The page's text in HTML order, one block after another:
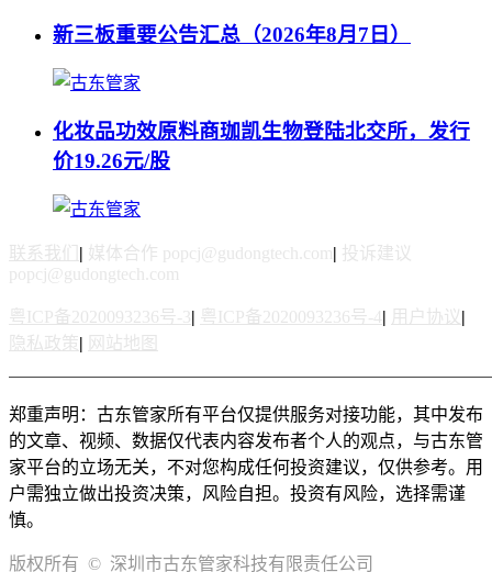
新三板重要公告汇总（2026年8月7日）
化妆品功效原料商珈凯生物登陆北交所，发行
价19.26元/股
联系我们 | 媒体合作 popcj@gudongtech.com| 投诉建议
popcj@gudongtech.com
粤ICP备2020093236号-3| 粤ICP备2020093236号-4| 用户协议|
隐私政策| 网站地图
郑重声明：古东管家所有平台仅提供服务对接功能，其中发布
的文章、视频、数据仅代表内容发布者个人的观点，与古东管
家平台的立场无关，不对您构成任何投资建议，仅供参考。用
户需独立做出投资决策，风险自担。投资有风险，选择需谨
慎。
版权所有 © 深圳市古东管家科技有限责任公司